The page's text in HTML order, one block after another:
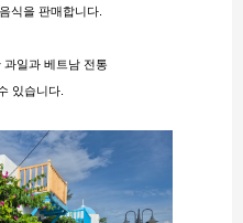
식을 판매합니다.
과일과 베트남 전통
있습니다.